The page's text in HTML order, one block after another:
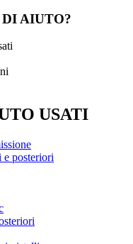
AIUTO?
USATI
e posteriori